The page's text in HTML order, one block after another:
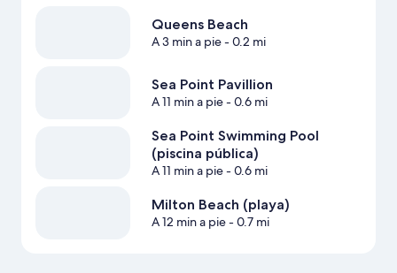
Queens Beach
A 3 min a pie- 0.2 mi
Sea Point Pavillion
A 11 min a pie- 0.6 mi
Sea Point Swimming Pool
(piscina pública)
A 11 min a pie- 0.6 mi
Milton Beach (playa)
A 12 min a pie- 0.7 mi